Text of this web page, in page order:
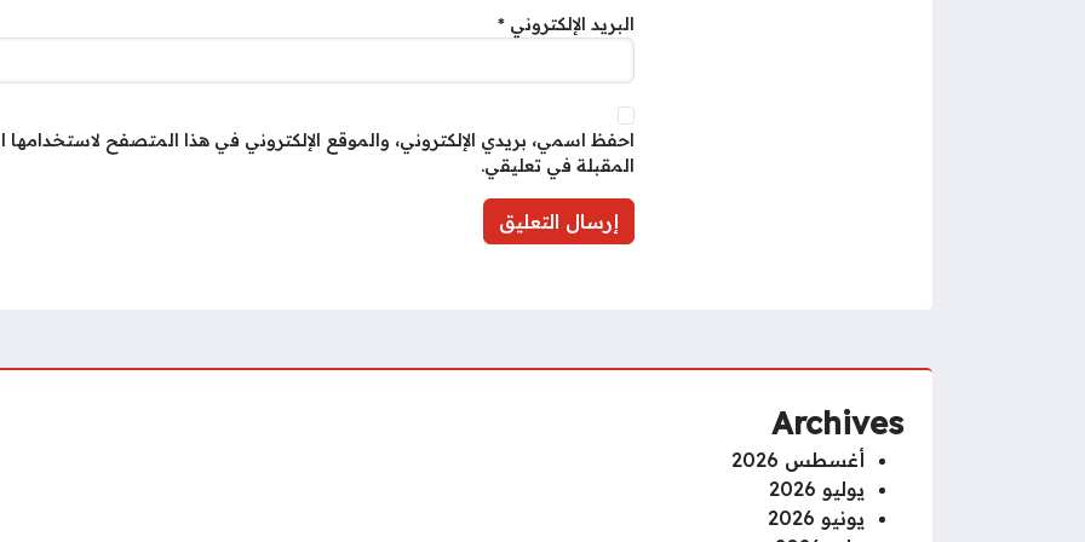
البريد الإلكتروني *
احفظ اسمي، بريدي الإلكتروني، والموقع الإلكتروني في هذا المتصفح لاستخدامها
المقبلة في تعليقي.
Archives
أغسطس 2026
يوليو 2026
يونيو 2026